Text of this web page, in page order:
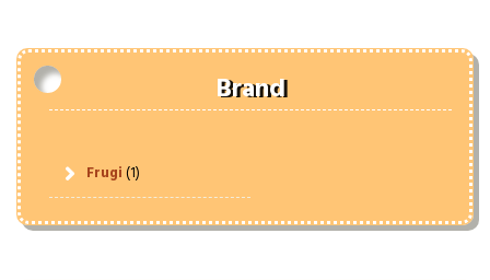
Brand
Frugi(1)